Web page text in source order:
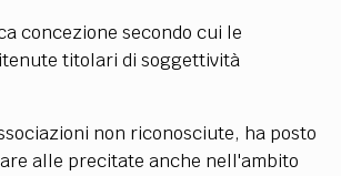
concezione secondo cui le
titolari di soggettività
non riconosciute, ha posto
alle precitate anche nell'ambito